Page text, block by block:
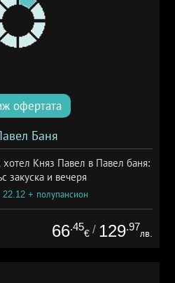
офертата
Баня
Княз Павел в Павел баня:
закуска и вечеря
+ полупансион
66.45
€ / 129.97
лв.